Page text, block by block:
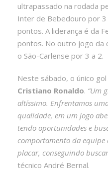
ultrapassado na rodada
Inter de Bebedouro por
pontos. A liderança é da
pontos. No outro jogo da
o São-Carlense por 3 a 2.
Neste sábado, o único
Cristiano Ronaldo. “Um
altíssimo. Enfrentamos
qualidade, em um jogo
tendo oportunidades e
comportamento da equipe
placar, conseguindo
técnico André Bernal.